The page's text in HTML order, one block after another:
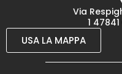
Via
1
USA LA MAPPA